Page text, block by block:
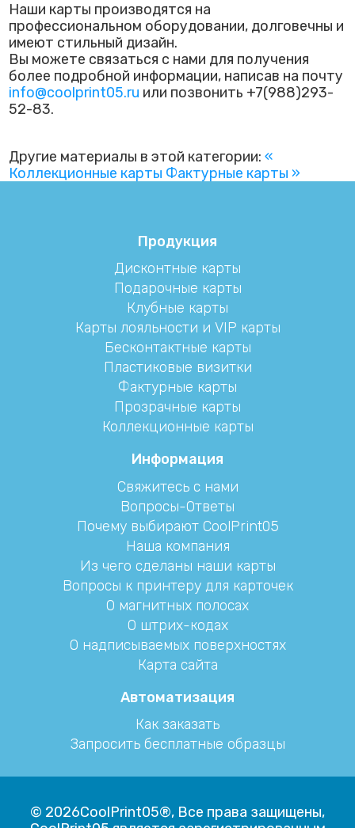
Наши карты производятся на
профессиональном оборудовании, долговечны и
имеют стильный дизайн.
Вы можете связаться с нами для получения
более подробной информации, написав на почту
info@coolprint05.ru или позвонить +7(988)293-
52-83.
Другие материалы в этой категории: «
Коллекционные карты Фактурные карты »
Продукция
Дисконтные карты
Подарочные карты
Клубные карты
Карты лояльности и VIP карты
Бесконтактные карты
Пластиковые визитки
Фактурные карты
Прозрачные карты
Коллекционные карты
Информация
Свяжитесь с нами
Вопросы-Ответы
Почему выбирают CoolPrint05
Наша компания
Из чего сделаны наши карты
Вопросы к принтеру для карточек
О магнитных полосах
О штрих-кодах
О надписываемых поверхностях
Карта сайта
Автоматизация
Как заказать
Запросить бесплатные образцы
© 2026CoolPrint05®, Все права защищены,